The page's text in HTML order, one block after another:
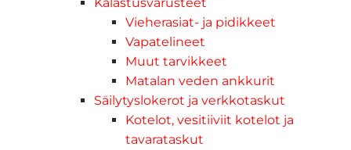
Vieherasiat- ja pidikkeet
Vapatelineet
Muut tarvikkeet
Matalan veden ankkurit
Säilytyslokerot ja verkkotaskut
Kotelot, vesitiiviit kotelot ja
tavarataskut